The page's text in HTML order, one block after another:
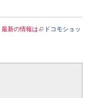
新の情報は
ドコモショッ